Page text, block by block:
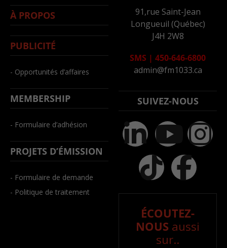
À PROPOS
PUBLICITÉ
- Opportunités d’affaires
MEMBERSHIP
- Formulaire d’adhésion
PROJETS D’ÉMISSION
- Formulaire de demande
- Politique de traitement
91,rue Saint-Jean
Longueuil (Québec)
J4H 2W8
SMS | 450-646-6800
admin@fm1033.ca
SUIVEZ-NOUS
ÉCOUTEZ-
NOUS aussi
sur..